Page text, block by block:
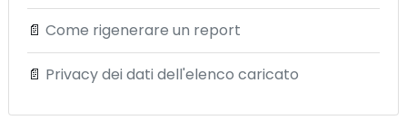
📄 Come rigenerare un report
📄 Privacy dei dati dell'elenco caricato